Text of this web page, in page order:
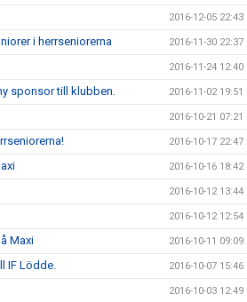
2016-12-05 22:43
i herrseniorerna 2016-11-30 22:37
2016-11-24 12:40
sponsor till klubben. 2016-11-02 19:51
2016-10-21 07:21
2016-10-17 22:47
2016-10-16 18:42
2016-10-12 13:44
2016-10-12 12:54
Maxi 2016-10-11 09:09
IF Lödde. 2016-10-07 15:46
2016-10-03 12:49